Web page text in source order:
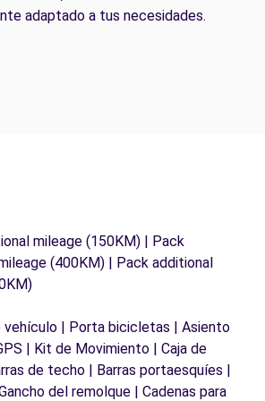
adaptado a tus necesidades.
mileage (150KM) | Pack
(400KM) | Pack additional
vehículo | Porta bicicletas | Asiento
| Kit de Movimiento | Caja de
de techo | Barras portaesquíes |
del remolque | Cadenas para